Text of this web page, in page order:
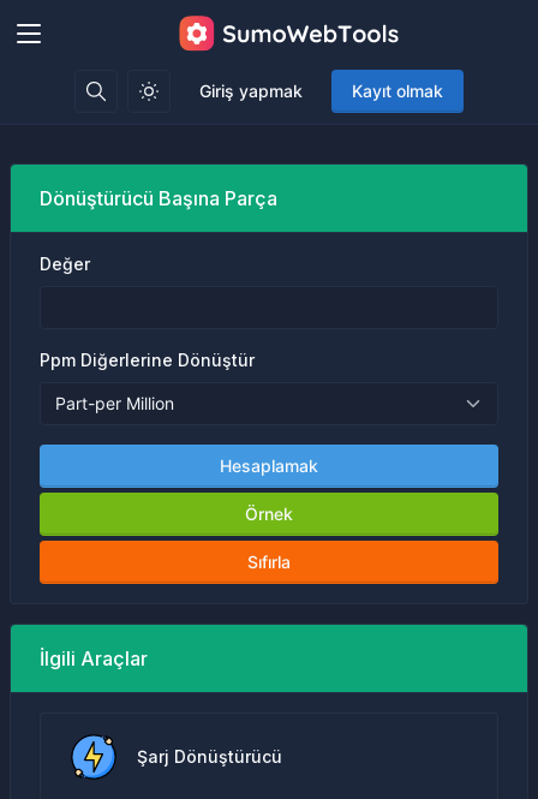
Giriş yapmak Kayıt olmak
Dönüştürücü Başına Parça
Değer
Ppm Diğerlerine Dönüştür
Hesaplamak
Örnek
Sıfırla
İlgili Araçlar
Şarj Dönüştürücü